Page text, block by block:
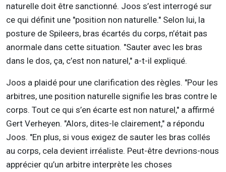
naturelle doit être sanctionné. Joos s’est interrogé sur
ce qui définit une "position non naturelle." Selon lui, la
posture de Spileers, bras écartés du corps, n’était pas
anormale dans cette situation. "Sauter avec les bras
dans le dos, ça, c’est non naturel," a-t-il expliqué.
Joos a plaidé pour une clarification des règles. "Pour les
arbitres, une position naturelle signifie les bras contre le
corps. Tout ce qui s’en écarte est non naturel," a affirmé
Gert Verheyen. "Alors, dites-le clairement," a répondu
Joos. "En plus, si vous exigez de sauter les bras collés
au corps, cela devient irréaliste. Peut-être devrions-nous
apprécier qu’un arbitre interprète les choses